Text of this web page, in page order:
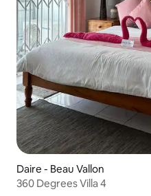
Daire - Beau Vallon
360 Degrees Villa 4